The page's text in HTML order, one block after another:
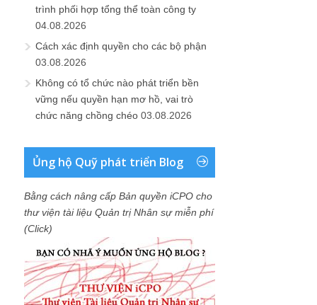
trình phối hợp tổng thể toàn công ty
04.08.2026
Cách xác định quyền cho các bộ phận
03.08.2026
Không có tổ chức nào phát triển bền
vững nếu quyền hạn mơ hồ, vai trò
chức năng chồng chéo 03.08.2026
Ủng hộ Quỹ phát triển Blog
Bằng cách nâng cấp Bản quyền iCPO cho
thư viện tài liệu Quản trị Nhân sự miễn phí
(Click)